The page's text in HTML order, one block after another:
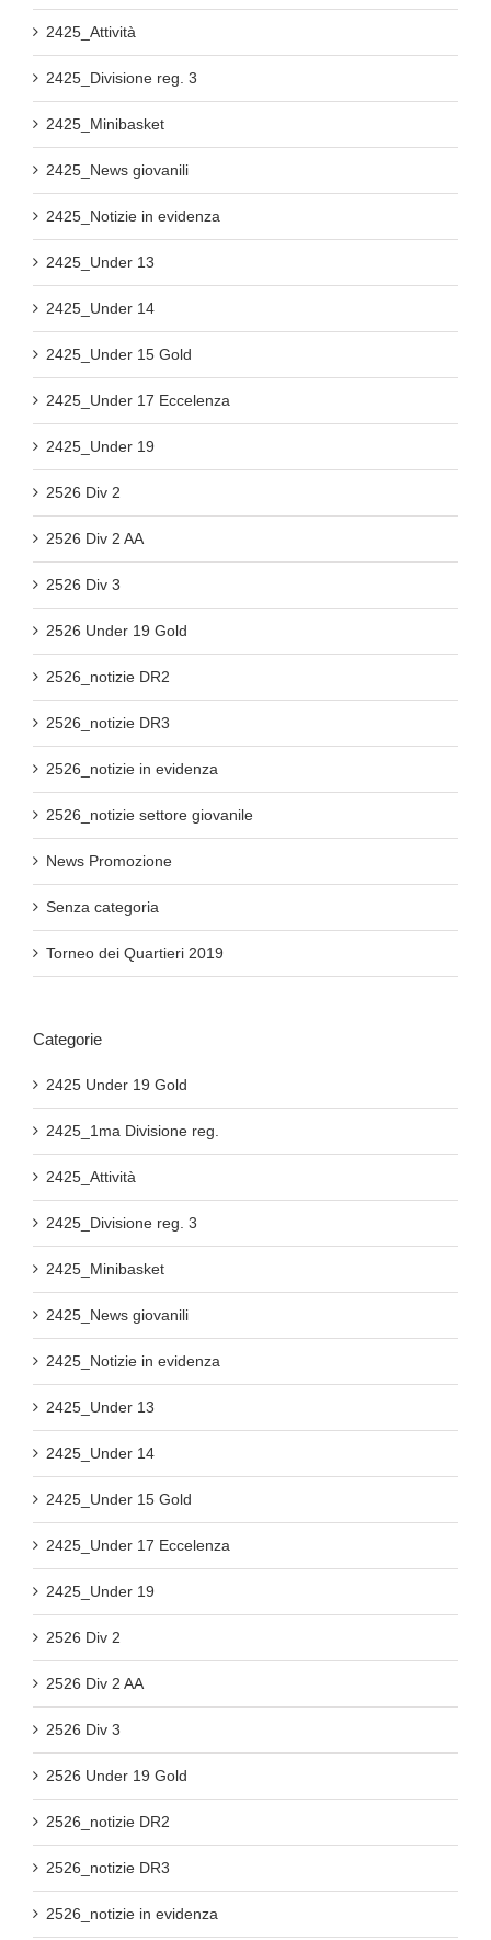
2425_Attività
2425_Divisione reg. 3
2425_Minibasket
2425_News giovanili
2425_Notizie in evidenza
2425_Under 13
2425_Under 14
2425_Under 15 Gold
2425_Under 17 Eccelenza
2425_Under 19
2526 Div 2
2526 Div 2 AA
2526 Div 3
2526 Under 19 Gold
2526_notizie DR2
2526_notizie DR3
2526_notizie in evidenza
2526_notizie settore giovanile
News Promozione
Senza categoria
Torneo dei Quartieri 2019
Categorie
2425 Under 19 Gold
2425_1ma Divisione reg.
2425_Attività
2425_Divisione reg. 3
2425_Minibasket
2425_News giovanili
2425_Notizie in evidenza
2425_Under 13
2425_Under 14
2425_Under 15 Gold
2425_Under 17 Eccelenza
2425_Under 19
2526 Div 2
2526 Div 2 AA
2526 Div 3
2526 Under 19 Gold
2526_notizie DR2
2526_notizie DR3
2526_notizie in evidenza